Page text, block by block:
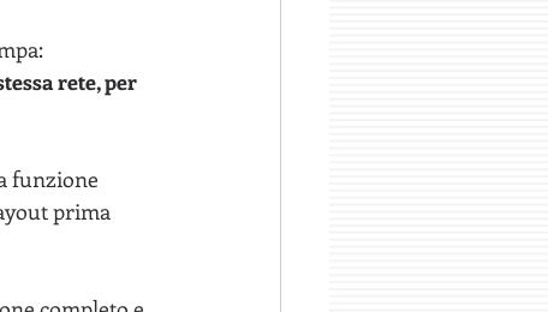
rete, per
funzione
prima